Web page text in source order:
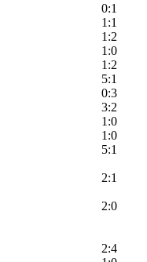
0:1
1:1
1:2
1:0
1:2
5:1
0:3
3:2
1:0
1:0
5:1
2:1
2:0
2:4